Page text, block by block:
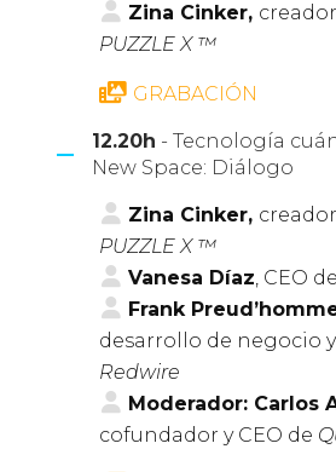
Zina Cinker,
PUZZLE X ™
GRABACIÓN
12.20h - Tecnología
New Space: Diálogo
Zina Cinker,
PUZZLE X ™
Vanesa Díaz, CEO de
Frank
desarrollo de negocio
Redwire
Moderador: Carlos
cofundador y CEO de